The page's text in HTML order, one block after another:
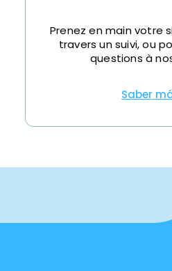
Prenez en main votre
travers un suivi, ou
questions à
Saber